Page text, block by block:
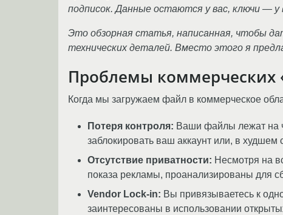
подписок. Данные остаются у вас, ключи —
Это обзорная статья, написанная, чтобы
технических деталей. Вместо этого я
Проблемы коммерческих
Когда мы загружаем файл в коммерческое
Потеря контроля: Ваши файлы лежат на
заблокировать ваш аккаунт или, в
Отсутствие приватности: Несмотря на
показа рекламы, проанализированы для
Vendor Lock-in: Вы привязываетесь к
заинтересованы в использовании